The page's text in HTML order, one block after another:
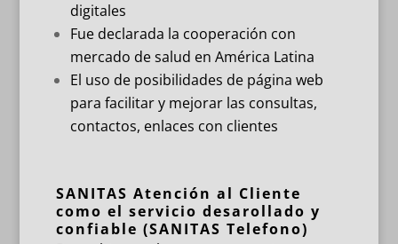
digitales
Fue declarada la cooperación con
mercado de salud en América Latina
El uso de posibilidades de página web
para facilitar y mejorar las consultas,
contactos, enlaces con clientes
SANITAS Atención al Cliente
como el servicio desarollado y
confiable (SANITAS Telefono)